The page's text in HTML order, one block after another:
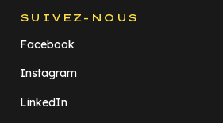
SUIVEZ-NOUS
Facebook
Instagram
LinkedIn